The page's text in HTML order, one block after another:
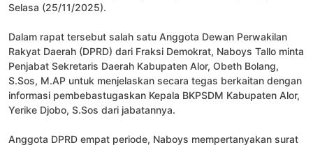
Selasa (25/11/2025).
Dalam rapat tersebut salah satu Anggota Dewan Perwakilan
Rakyat Daerah (DPRD) dari Fraksi Demokrat, Naboys Tallo minta
Penjabat Sekretaris Daerah Kabupaten Alor, Obeth Bolang,
S.Sos, M.AP untuk menjelaskan secara tegas berkaitan dengan
informasi pembebastugaskan Kepala BKPSDM Kabupaten Alor,
Yerike Djobo, S.Sos dari jabatannya.
Anggota DPRD empat periode, Naboys mempertanyakan surat